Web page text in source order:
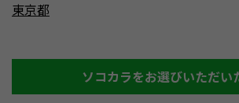
東京都
ソコカラをお選びいただい